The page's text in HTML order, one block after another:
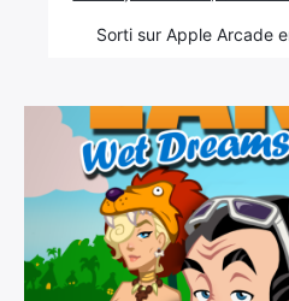
Sorti sur Apple Arcade